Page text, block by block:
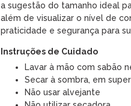
a sugestão do tamanho ideal
além de visualizar o nível de
praticidade e segurança para
Instruções de Cuidado
Lavar à mão com sabão
Secar à sombra, em
Não usar alvejante